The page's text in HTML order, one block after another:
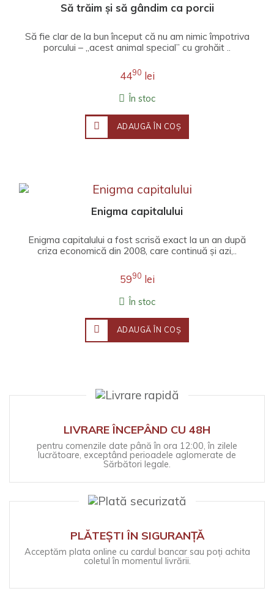
Să trăim și să gândim ca porcii
Să fie clar de la bun început că nu am nimic împotriva
porcului – „acest animal special” cu grohăit ..
4490 lei
În stoc
ADAUGĂ ÎN COŞ
Enigma capitalului
Enigma capitalului a fost scrisă exact la un an după
criza economică din 2008, care continuă și azi,..
5990 lei
În stoc
ADAUGĂ ÎN COŞ
LIVRARE ÎNCEPÂND CU 48H
pentru comenzile date până în ora 12:00, în zilele
lucrătoare, exceptând perioadele aglomerate de
Sărbători legale.
PLĂTEȘTI ÎN SIGURANȚĂ
Acceptăm plata online cu cardul bancar sau poți achita
coletul în momentul livrării.